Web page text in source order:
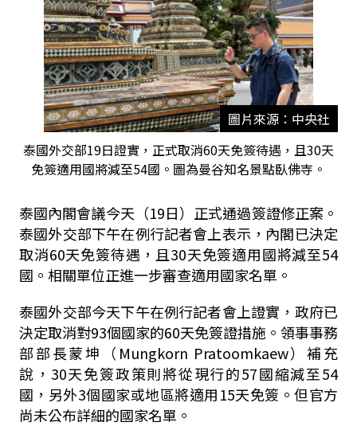
圖片來源：中央社
泰國外交部19日證實，正式取消60天免簽待遇，且30天
免簽適用國將減至54國。圖為曼谷知名景點臥佛寺。
泰國內閣會議今天（19日）正式通過簽證修正案。
泰國外交部下午在例行記者會上表示，內閣已決定
取消60天免簽待遇，且30天免簽適用國將減至54
國。相關單位正進一步審查適用國家名單。
泰國外交部今天下午在例行記者會上證實，政府已
決定取消對93個國家的60天免簽證措施。領事事務
部部長蒙坤（Mungkorn Pratoomkaew）補充
說，30天免簽政策則將從現行的57國縮減至54
國，另外3個國家或地區將適用15天免簽。但官方
尚未公布詳細的國家名單。